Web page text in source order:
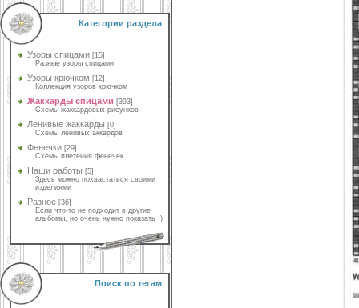
Категории раздела
Узоры спицами [15]
Разные узоры спицами
Узоры крючком [12]
Коллекция узоров крючком
Жаккарды спицами [393]
Схемы жаккардовых рисунков
Ленивые жаккарды [0]
Схемы ленивых аккардов
Фенечки [29]
Схемы плетения фенечек
Наши работы [5]
Здесь можно похвастаться своими
изделиями
Разное [36]
Если что-то не подходит в другие
альбомы, но очень нужно показать :)
Поиск по тегам